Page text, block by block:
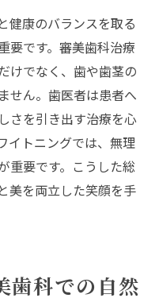
健康のバランスを取る
要です。審美歯科治療
けでなく、歯や歯茎の
せん。歯医者は患者へ
さを引き出す治療を心
イトニングでは、無理
重要です。こうした総
美を両立した笑顔を手
歯科での自然